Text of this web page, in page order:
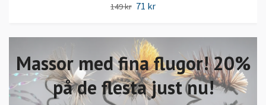
Massor med fina flugor! 20%
på de flesta just nu!
149 kr 71 kr